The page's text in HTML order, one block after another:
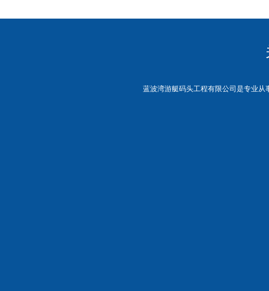
蓝波湾游艇码头工程有限公司是专业